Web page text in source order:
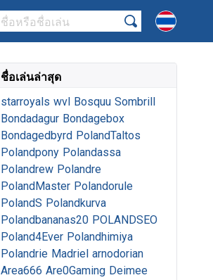
ชื่อเล่นล่าสุด
starroyals wvl Bosquu Sombrill
Bondadagur Bondagebox
Bondagedbyrd PolandTaltos
Polandpony Polandassa
Polandrew Polandre
PolandMaster Polandorule
PolandS Polandkurva
Polandbananas20 POLANDSEO
Poland4Ever Polandhimiya
Polandrie Madriel arnodorian
Area666 Are0Gaming Deimee